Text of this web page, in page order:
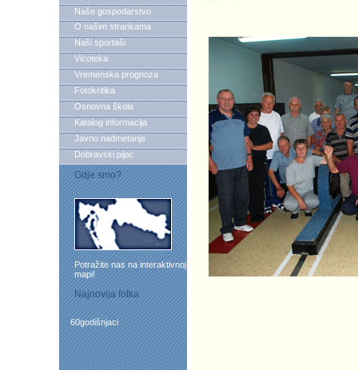
Naše gospodarstvo
O našim strankama
Naši sportaši
Vicoteka
Vremenska prognoza
Fotokritika
Osnovna škola
Katalog informacija
Javno nadmetanje
Dobravski pijac
Gdje smo?
Potražite nas na interaktivnoj
mapi!
Najnovija fotka
60godišnjaci